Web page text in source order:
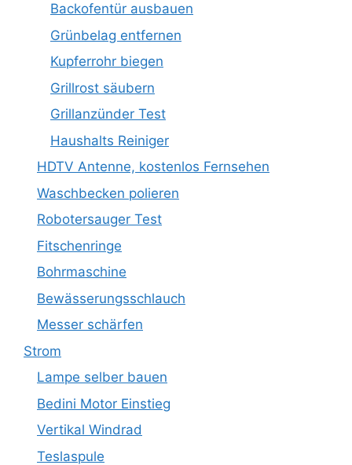
Backofentür ausbauen
Grünbelag entfernen
Kupferrohr biegen
Grillrost säubern
Grillanzünder Test
Haushalts Reiniger
HDTV Antenne, kostenlos Fernsehen
Waschbecken polieren
Robotersauger Test
Fitschenringe
Bohrmaschine
Bewässerungsschlauch
Messer schärfen
Strom
Lampe selber bauen
Bedini Motor Einstieg
Vertikal Windrad
Teslaspule